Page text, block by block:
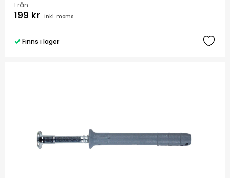
Från
199 kr inkl. moms
Finns i lager